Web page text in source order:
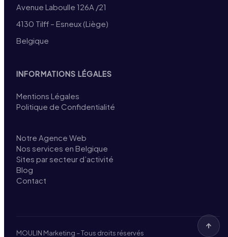
Avenue Laboulle 126A /21
4130 Tilff – Esneux (Liège)
Belgique
INFORMATIONS LÉGALES
Mentions Légales
Politique de Confidentialité
Notre Agence Web
Nos services en Belgique
Sites par secteur d’activité
Blog
Contact
MOULIN Marketing – Tous droits réservés